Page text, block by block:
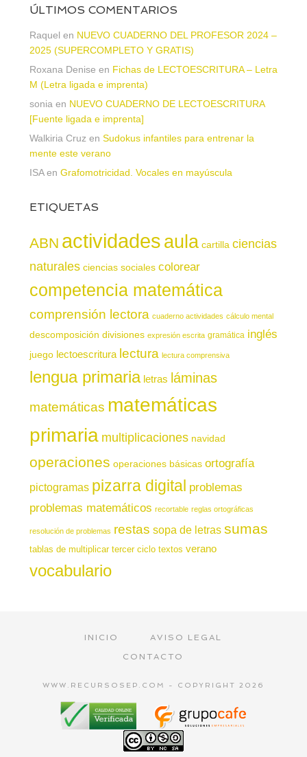
ÚLTIMOS COMENTARIOS
Raquel en NUEVO CUADERNO DEL PROFESOR 2024 –
2025 (SUPERCOMPLETO Y GRATIS)
Roxana Denise en Fichas de LECTOESCRITURA – Letra
M (Letra ligada e imprenta)
sonia en NUEVO CUADERNO DE LECTOESCRITURA
[Fuente ligada e imprenta]
Walkiria Cruz en Sudokus infantiles para entrenar la
mente este verano
ISAen Grafomotricidad. Vocales en mayúscula
ETIQUETAS
ABN actividadesaula cartilla ciencias
naturales ciencias sociales colorear
competencia matemática
comprensión lectora cuaderno actividades cálculo mental
descomposición divisiones expresión escrita gramática inglés
juego lectoescritura lectura lectura comprensiva
lengua primaria letras láminas
matemáticas matemáticas
primaria multiplicaciones navidad
operaciones operaciones básicas ortografía
pictogramas pizarra digital problemas
problemas matemáticos recortable reglas ortográficas
resolución de problemas restas sopa de letras sumas
tablas de multiplicar tercer ciclo textos verano
vocabulario
INICIO
AVISO LEGAL
CONTACTO
WWW.RECURSOSEP.COM - COPYRIGHT 2026